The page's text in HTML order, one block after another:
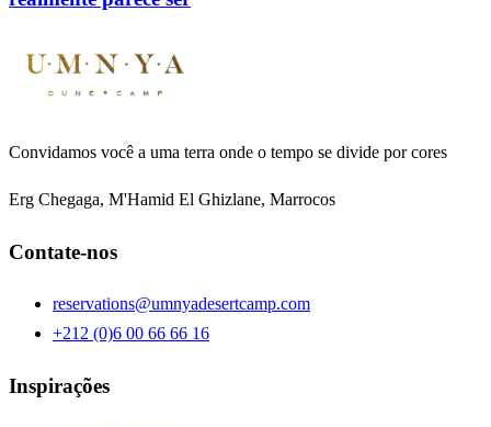
Convidamos você a uma terra onde o tempo se divide por cores
Erg Chegaga, M'Hamid El Ghizlane, Marrocos
Contate-nos
reservations@umnyadesertcamp.com
+212 (0)6 00 66 66 16
Inspirações